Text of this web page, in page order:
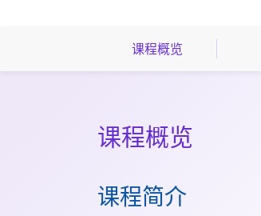
课程概览
课程概览
课程简介